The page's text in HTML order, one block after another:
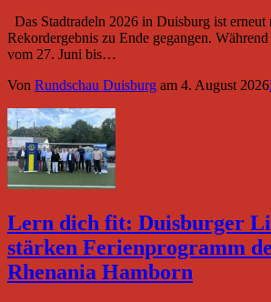
Das Stadtradeln 2026 in Duisburg ist erneut
Rekordergebnis zu Ende gegangen.
vom 27. Juni bis…
Von Rundschau Duisburg am 4. August 2026
Lern dich fit: Duisburger
stärken Ferienprogramm
Rhenania Hamborn